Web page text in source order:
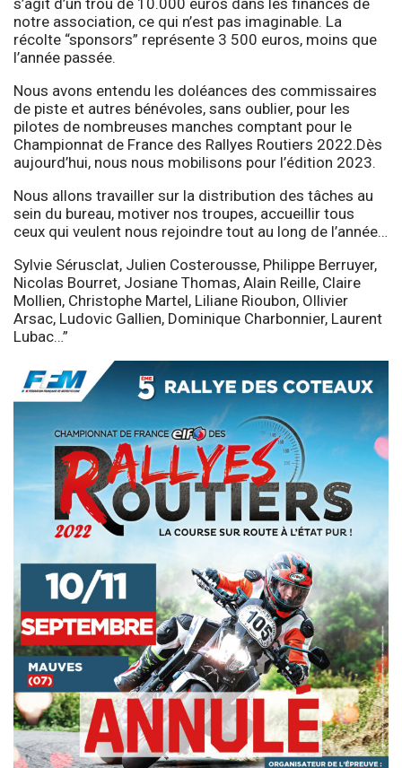
notre association, ce qui n’est pas imaginable. La
récolte “sponsors” représente 3 500 euros, moins que
l’année passée.
Nous avons entendu les doléances des commissaires
de piste et autres bénévoles, sans oublier, pour les
pilotes de nombreuses manches comptant pour le
Championnat de France des Rallyes Routiers 2022.Dès
aujourd’hui, nous nous mobilisons pour l’édition 2023.
Nous allons travailler sur la distribution des tâches au
sein du bureau, motiver nos troupes, accueillir tous
ceux qui veulent nous rejoindre tout au long de l’année…
Sylvie Sérusclat, Julien Costerousse, Philippe Berruyer,
Nicolas Bourret, Josiane Thomas, Alain Reille, Claire
Mollien, Christophe Martel, Liliane Rioubon, Ollivier
Arsac, Ludovic Gallien, Dominique Charbonnier, Laurent
Lubac…”